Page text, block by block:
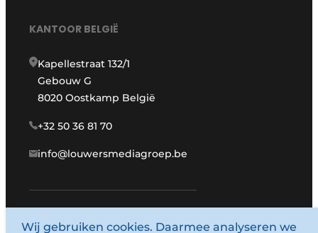
KANTOOR BELGIË
Kapellestraat 132/1
Gebouw G
8020 Oostkamp België
+32 50 36 81 70
info@louwersmediagroep.be
www.louwersmediagroep.com
Wij gebruiken cookies. Daarmee analyseren we